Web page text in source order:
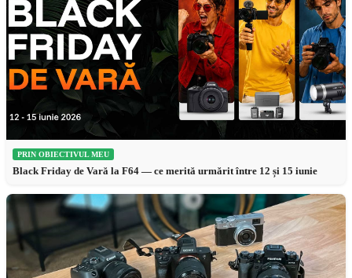
PRIN OBIECTIVUL MEU
Black Friday de Vară la F64 — ce merită urmărit între 12 și 15 iunie